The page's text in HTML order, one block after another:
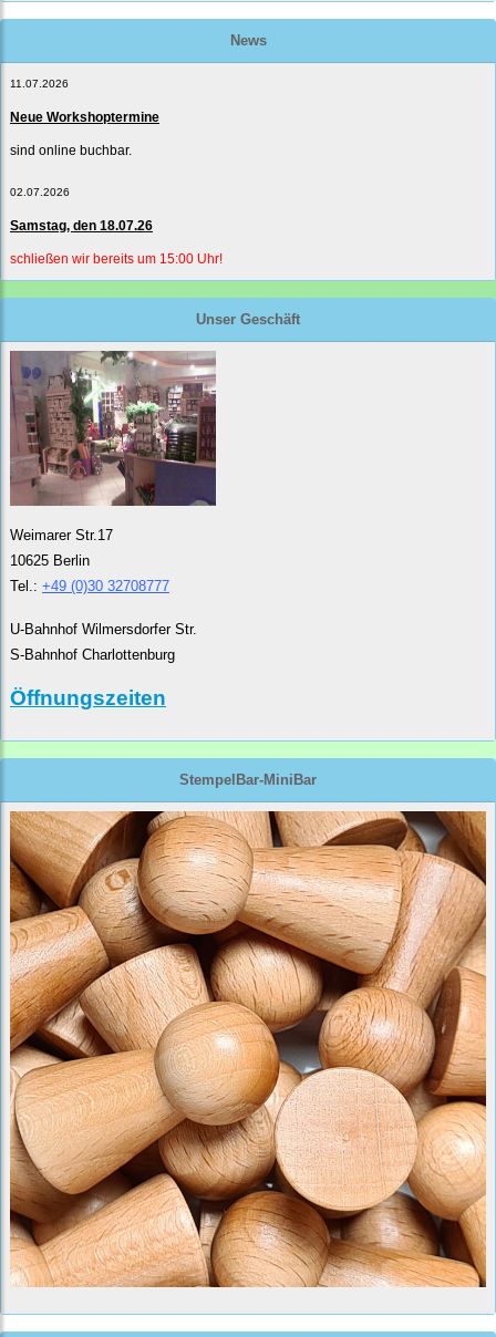
News
11.07.2026
Neue Workshoptermine
sind online buchbar.
02.07.2026
Samstag, den 18.07.26
schließen wir bereits um 15:00 Uhr!
Unser Geschäft
Weimarer Str.17
10625 Berlin
Tel.: +49 (0)30 32708777
U-Bahnhof Wilmersdorfer Str.
S-Bahnhof Charlottenburg
Öffnungszeiten
StempelBar-MiniBar